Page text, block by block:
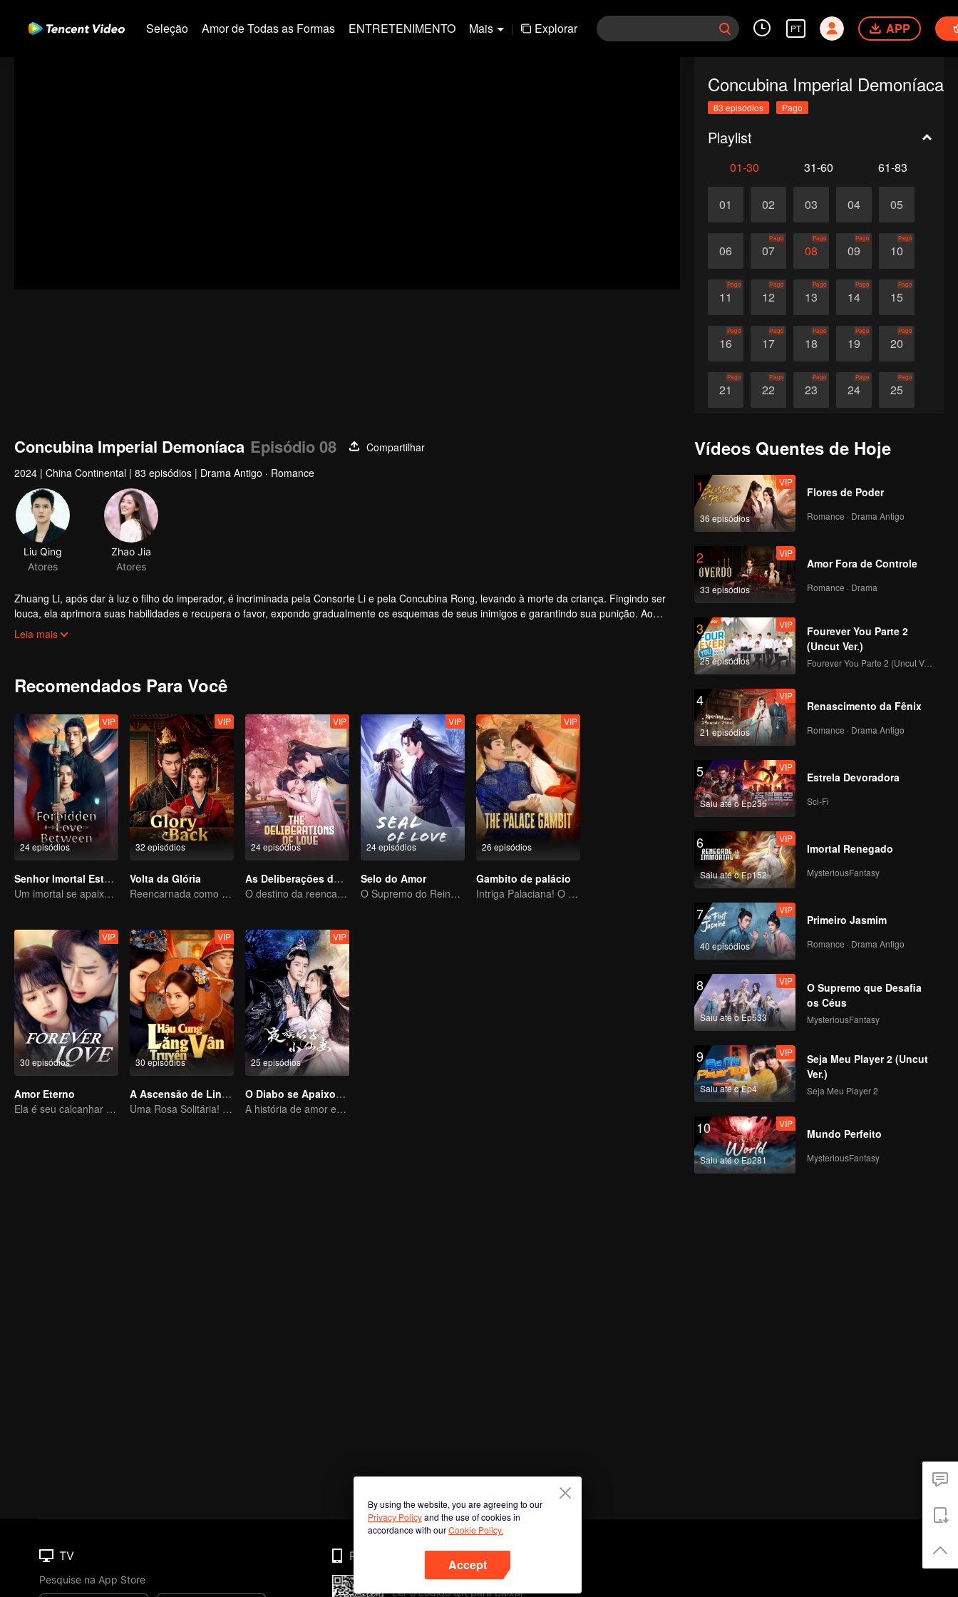
Seleção Amor de Todas as Formas ENTRETENIMENTO Mais | Explorar PT APP
Concubina Imperial Demoníaca
83 episódios Pago
Playlist
01-30 31-60 61-83
01 02 03 04 05
06 07
Pago
08
Pago
09
Pago
10
Pago
11
Pago
12
Pago
13
Pago
14
Pago
15
Pago
16
Pago
17
Pago
18
Pago
19
Pago
20
Pago
21
Pago
22
Pago
23
Pago
24
Pago
25
Pago
Concubina Imperial Demoníaca Episódio 08
Compartilhar
2024 | China Continental | 83 episódios | Drama Antigo · Romance
Liu Qing
Atores
Zhao Jia
Atores
Zhuang Li, após dar à luz o filho do imperador, é incriminada pela Consorte Li e pela Concubina Rong, levando à morte da criança. Fingindo ser
louca, ela aprimora suas habilidades e recupera o favor, expondo gradualmente os esquemas de seus inimigos e garantindo sua punição. Ao
descobrir que a imperatriz é a verdadeira culpada, ela habilmente retalia, levando à queda da imperatriz. Zhuang Li finalmente se torna a
Leia mais
Recomendados Para Você
24 episódios
VIP
Senhor Imortal Está Em Apuros
Um imortal se apaixona por uma bruxa
32 episódios
VIP
Volta da Glória
Reencarnada como uma criada! Uma imperatriz de nível máximo pune impiedosamente a escória
24 episódios
VIP
As Deliberações do Amor
O destino da reencarnação cíclica recaiu sobre Qingqing
24 episódios
VIP
Selo do Amor
O Supremo do Reino Demoníaco e o Amor Proibido
26 episódios
VIP
Gambito de palácio
Intriga Palaciana! O Desafio de uma Solitária
30 episódios
VIP
Amor Eterno
Ela é seu calcanhar de Aquiles e sua armadura
30 episódios
VIP
A Ascensão de Ling Yun
Uma Rosa Solitária! Superando o Harém Imperial
25 episódios
VIP
O Diabo se Apaixona pela Fada
A história de amor entre uma fada animada e um demônio de cara fria
Vídeos Quentes de Hoje
1
36 episódios
VIP
Flores de Poder
Romance · Drama Antigo
2
33 episódios
VIP
Amor Fora de Controle
Romance · Drama
3
25 episódios
VIP
Fourever You Parte 2
(Uncut Ver.)
Fourever You Parte 2 (Uncut Ver.)
4
21 episódios
VIP
Renascimento da Fênix
Romance · Drama Antigo
5
Saiu até o Ep235
VIP
Estrela Devoradora
Sci-Fi
6
Saiu até o Ep152
VIP
Imortal Renegado
MysteriousFantasy
7
40 episódios
VIP
Primeiro Jasmim
Romance · Drama Antigo
8
Saiu até o Ep533
VIP
O Supremo que Desafia
os Céus
MysteriousFantasy
9
Saiu até o Ep4
VIP
Seja Meu Player 2 (Uncut
Ver.)
Seja Meu Player 2
10
Saiu até o Ep281
VIP
Mundo Perfeito
MysteriousFantasy
By using the website, you are agreeing to our
Privacy Policyand the use of cookies in
accordance with ourCookie Policy.
Accept
TV
Pesquise na App Store
Phone
Ler o código QR para baixar